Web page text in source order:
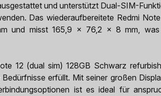
und unterstützt Dual-SIM-
Das wiederaufbereitete Redmi
und misst 165,9 x 76,2 x 8 mm,
12 (dual sim) 128GB Schwarz
erfüllt. Mit seiner großen
ist es ideal für